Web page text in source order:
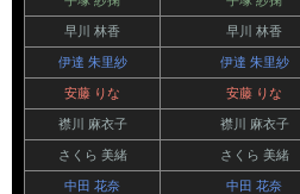
早川 林香 早川 林香
伊達 朱里紗 伊達 朱里紗
安藤 りな 安藤 りな
襟川 麻衣子 襟川 麻衣子
さくら 美緒 さくら 美緒
中田 花奈 中田 花奈